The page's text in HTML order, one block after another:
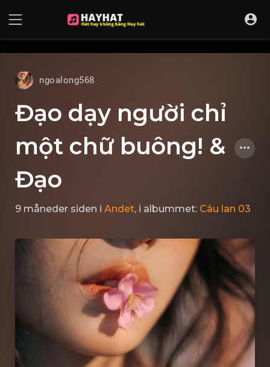
ngoalong568
Đạo dạy người chỉ
một chữ buông! &
Đạo
9 måneder siden i Andet, i albummet: Câu lan 03